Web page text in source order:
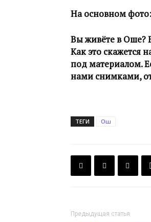
На основном
Вы живёте в Оше?
Как это скажется
под материалом.
нами снимками,
ТЕГИ Ош
Предыдущая статья